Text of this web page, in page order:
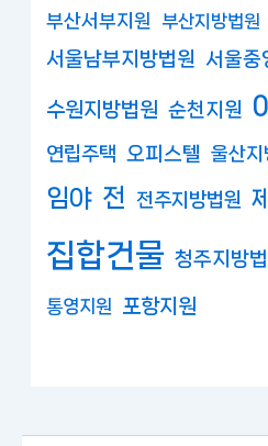
부산서부지원 부산지방법원
서울남부지방법원 서울중
수원지방법원 순천지원
연립주택 오피스텔 울산지
임야 전 전주지방법원
집합건물 청주지방
통영지원 포항지원